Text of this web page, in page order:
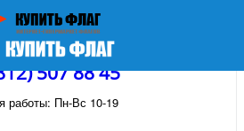
507 88 45
работы: Пн-Вс 10-19